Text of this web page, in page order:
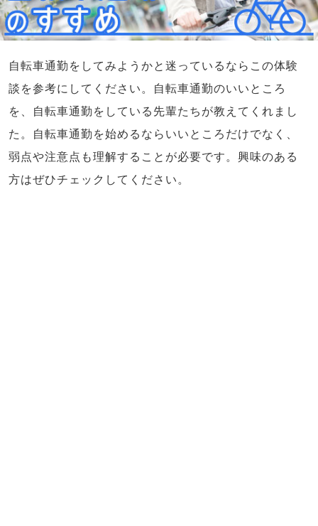
自転車通勤をしてみようかと迷っているならこの体験
談を参考にしてください。自転車通勤のいいところ
を、自転車通勤をしている先輩たちが教えてくれまし
た。自転車通勤を始めるならいいところだけでなく、
弱点や注意点も理解することが必要です。興味のある
方はぜひチェックしてください。